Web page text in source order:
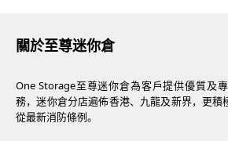
關於至尊迷你倉
One Storage至尊迷你倉為客戶提供優質及
務，迷你倉分店遍佈香港、九龍及新界，更積
從最新消防條例。